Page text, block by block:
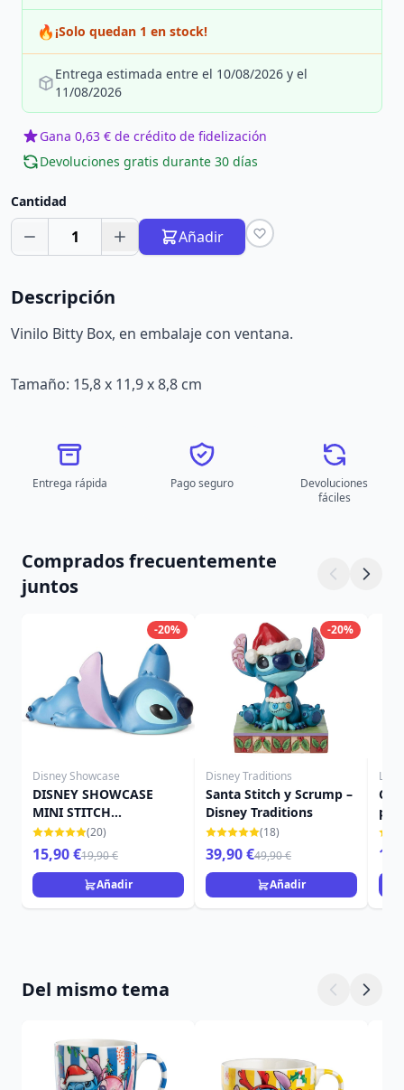
🔥¡Solo quedan 1 en stock!
Entrega estimada entre el 10/08/2026 y el
11/08/2026
Gana 0,63 € de crédito de fidelización
Devoluciones gratis durante 30 días
Cantidad
1 Añadir
Descripción
Vinilo Bitty Box, en embalaje con ventana.
Tamaño: 15,8 x 11,9 x 8,8 cm
Entrega rápida Pago seguro
Devoluciones
fáciles
Comprados frecuentemente
juntos
-20%
Disney Showcase
DISNEY SHOWCASE
MINI STITCH
ALARGADO
(20)
15,90 €19,90 €
Añadir
-20%
Disney Traditions
Santa Stitch y Scrump –
Disney Traditions
(18)
39,90 €49,90 €
Añadir
Del mismo tema